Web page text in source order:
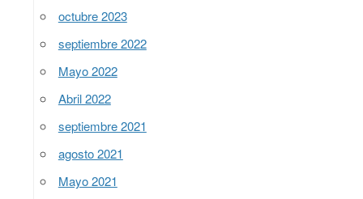
octubre 2023
septiembre 2022
Mayo 2022
Abril 2022
septiembre 2021
agosto 2021
Mayo 2021